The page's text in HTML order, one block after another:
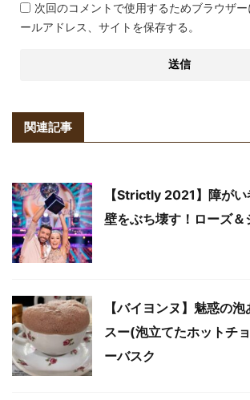
次回のコメントで使用するためブラウザ
ールアドレス、サイトを保存する。
関連記事
【Strictly 2021】障が
壁をぶち壊す！ローズ＆
【バイヨンヌ】魅惑の
スー(泡立てたホットチ
ーバスク